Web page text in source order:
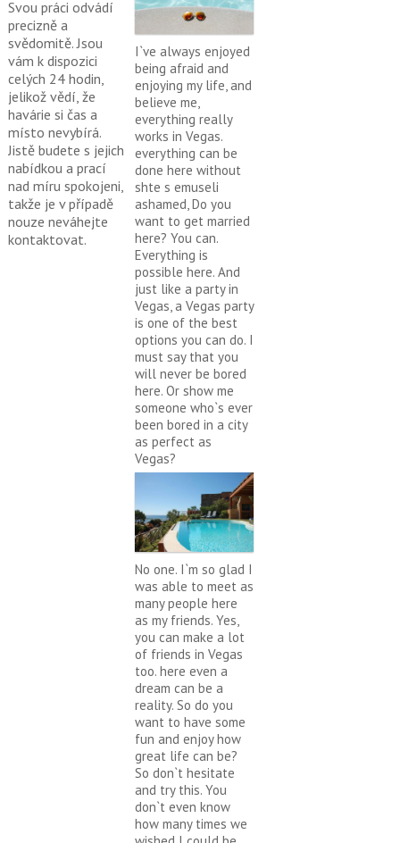
Svou práci odvádí
precizně a
svědomitě. Jsou
vám k dispozici
celých 24 hodin,
jelikož vědí, že
havárie si čas a
místo nevybírá.
Jistě budete s jejich
nabídkou a prací
nad míru spokojeni,
takže je v případě
nouze neváhejte
kontaktovat.
I`ve always enjoyed
being afraid and
enjoying my life, and
believe me,
everything really
works in Vegas.
everything can be
done here without
shte s emuseli
ashamed, Do you
want to get married
here? You can.
Everything is
possible here. And
just like a party in
Vegas, a Vegas party
is one of the best
options you can do. I
must say that you
will never be bored
here. Or show me
someone who`s ever
been bored in a city
as perfect as
Vegas?
No one. I`m so glad I
was able to meet as
many people here
as my friends. Yes,
you can make a lot
of friends in Vegas
too. here even a
dream can be a
reality. So do you
want to have some
fun and enjoy how
great life can be?
So don`t hesitate
and try this. You
don`t even know
how many times we